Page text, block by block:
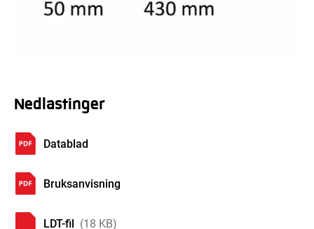
Nedlastinger
Datablad
Bruksanvisning
LDT-fil (18 KB)